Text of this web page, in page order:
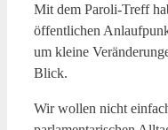
Mit dem Paroli-Treff
öffentlichen
um kleine
Blick.
Wir wollen nicht